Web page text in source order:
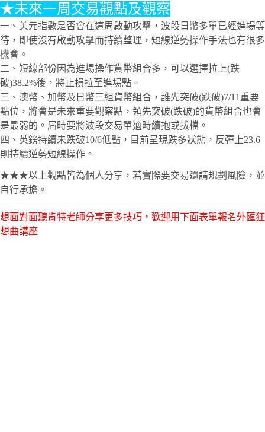
★未來一周交易觀點及觀察
一、美元指數是否會在這周啟動攻擊，波段日幣多單已經進場等
待，即使沒有啟動攻擊而持續整理，短線逆勢操作手法也有很多
機會。
二、短線部份因為進場操作貨幣組合多，可以選擇拉上(跌
破)38.2%後，將止損拉至進場點。
三、澳幣、加幣及日幣三組貨幣組合，誰先突破(跌破)7/11重要
點位，將會是未來重要觀察點，領先突破(跌破)的貨幣組合也會
是最弱的。屆時要將波段交易單適時續抱或拔檔。
四、英鎊持續未跌破10/6低點，目前呈現跌多狀態，反彈上23.6
則持續逆勢短線操作。
★★★以上觀點皆為個人分享，若實際要交易還請規劃風險，並
自行承擔。
想面對面聽肯特老師分享更多技巧，歡迎用下面表單報名外匯狂
想曲講座